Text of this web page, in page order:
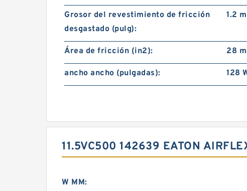
Grosor del revestimiento de fricción
desgastado (pulg):
1.2
Área de fricción (in2): 28
ancho ancho (pulgadas): 128
11.5VC500 142639 EATON
W MM: